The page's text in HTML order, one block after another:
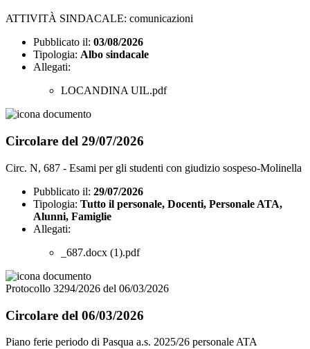
ATTIVITÀ SINDACALE: comunicazioni
Pubblicato il: 03/08/2026
Tipologia: Albo sindacale
Allegati:
LOCANDINA UIL.pdf
Circolare del 29/07/2026
Circ. N, 687 - Esami per gli studenti con giudizio sospeso-Molinella
Pubblicato il: 29/07/2026
Tipologia: Tutto il personale, Docenti, Personale ATA,
Alunni, Famiglie
Allegati:
_687.docx (1).pdf
Protocollo 3294/2026 del 06/03/2026
Circolare del 06/03/2026
Piano ferie periodo di Pasqua a.s. 2025/26 personale ATA